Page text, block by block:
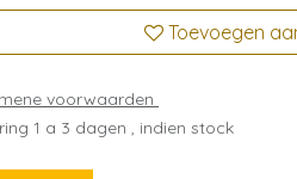
Toevoegen
voorwaarden
1 a 3 dagen , indien stock